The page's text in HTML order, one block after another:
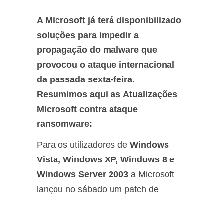
A Microsoft já terá disponibilizado
soluções para impedir a
propagação do malware que
provocou o ataque internacional
da passada sexta-feira.
Resumimos aqui as Atualizações
Microsoft contra ataque
ransomware:
Para os utilizadores de Windows
Vista, Windows XP, Windows 8 e
Windows Server 2003 a Microsoft
lançou no sábado um patch de